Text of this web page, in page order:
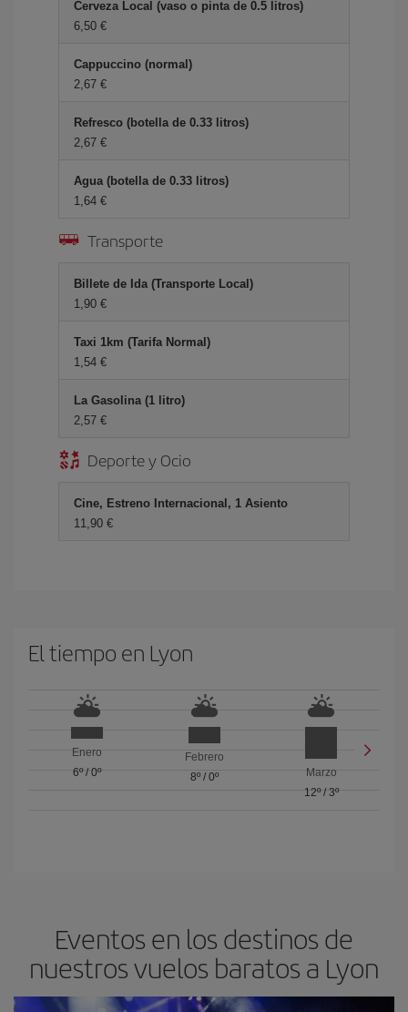
Cerveza Local (vaso o pinta de 0.5 litros)
6,50 €
Cappuccino (normal)
2,67 €
Refresco (botella de 0.33 litros)
2,67 €
Agua (botella de 0.33 litros)
1,64 €
Transporte
Billete de Ida (Transporte Local)
1,90 €
Taxi 1km (Tarifa Normal)
1,54 €
La Gasolina (1 litro)
2,57 €
Deporte y Ocio
Cine, Estreno Internacional, 1 Asiento
11,90 €
El tiempo en Lyon
Enero
6º/ 0º
Febrero
8º/ 0º
Marzo
12º/ 3º
Eventos en los destinos de
nuestros vuelos baratos a Lyon